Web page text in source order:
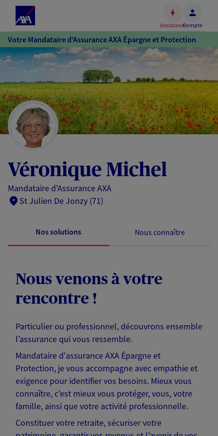
Accéder
au
contenu
principal
Accéder
au
pied
de
page
AssistanceCompte
Votre Mandataire d'Assurance AXA Épargne et Protection
Véronique Michel
Mandataire d'Assurance AXA
St Julien De Jonzy (71)
Nos solutions Nous connaître
Nous venons à votre
rencontre !
Particulier ou professionnel, découvrons ensemble
l’assurance qui vous ressemble.
Mandataire d'assurance AXA Épargne et
Protection, je vous accompagne avec empathie et
exigence pour identifier vos besoins. Mieux vous
connaître, c'est mieux vous protéger, vous, votre
famille, ainsi que votre activité professionnelle.
Constituer votre retraite, sécuriser votre